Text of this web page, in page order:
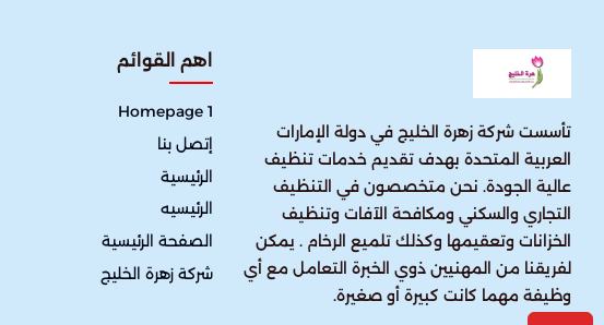
تأسست شركة زهرة الخليج في دولة الإمارات
العربية المتحدة بهدف تقديم خدمات تنظيف
عالية الجودة. نحن متخصصون في التنظيف
التجاري والسكني ومكافحة الآفات وتنظيف
الخزانات وتعقيمها وكذلك تلميع الرخام . يمكن
لفريقنا من المهنيين ذوي الخبرة التعامل مع أي
وظيفة مهما كانت كبيرة أو صغيرة.
اهم القوائم
Homepage 1
إتصل بنا
الرئيسية
الرئيسيه
الصفحة الرئيسية
شركة زهرة الخليج